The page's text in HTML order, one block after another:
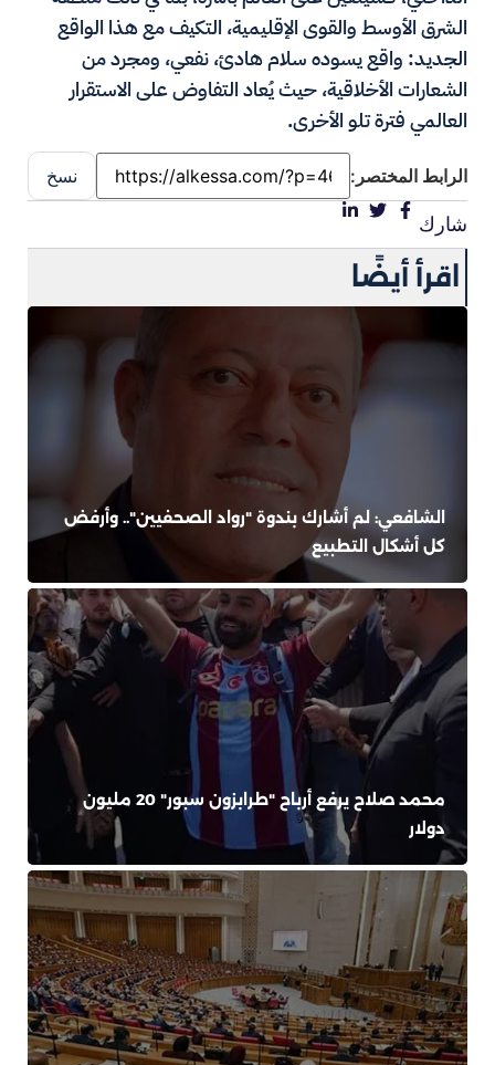
الشرق الأوسط والقوى الإقليمية، التكيف مع هذا الواقع
الجديد: واقع يسوده سلام هادئ، نفعي، ومجرد من
الشعارات الأخلاقية، حيث يُعاد التفاوض على الاستقرار
العالمي فترة تلو الأخرى.
الرابط المختصر: نسخ
شارك
اقرأ أيضًا
الشافعي: لم أشارك بندوة "رواد الصحفيين".. وأرفض
كل أشكال التطبيع
محمد صلاح يرفع أرباح "طرابزون سبور" 20 مليون
دولار